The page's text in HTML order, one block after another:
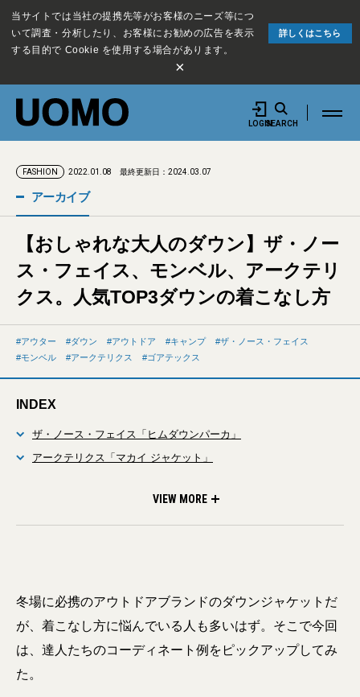
当サイトでは当社の提携先等がお客様のニーズ等につ
いて調査・分析したり、お客様にお勧めの広告を表示
する目的で Cookie を使用する場合があります。
詳しくはこちら
×
LOGINSEARCH
FASHION 2022.01.08 最終更新日：2024.03.07
アーカイブ
【おしゃれな大人のダウン】ザ・ノー
ス・フェイス、モンベル、アークテリ
クス。人気TOP3ダウンの着こなし方
アウター ダウン アウトドア キャンプ
ザ・ノース・フェイス
モンベル
アークテリクス ゴアテックス
INDEX
ザ・ノース・フェイス「ヒムダウンパーカ」
アークテリクス「マカイ ジャケット」
VIEW MORE
冬場に必携のアウトドアブランドのダウンジャケットだ
が、着こなし方に悩んでいる人も多いはず。そこで今回
は、達人たちのコーディネート例をピックアップしてみ
た。